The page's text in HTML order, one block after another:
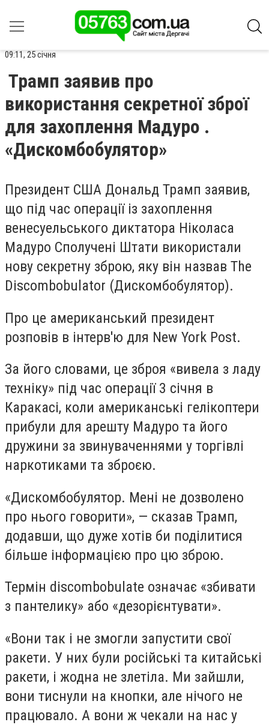
09:11, 25 січня
Трамп заявив про
використання секретної зброї
для захоплення Мадуро .
«Дискомбобулятор»
Президент США Дональд Трамп заявив,
що під час операції із захоплення
венесуельського диктатора Ніколаса
Мадуро Сполучені Штати використали
нову секретну зброю, яку він назвав The
Discombobulator (Дискомбобулятор).
Про це американський президент
розповів в інтерв'ю для New York Post.
За його словами, це зброя «вивела з ладу
техніку» під час операції 3 січня в
Каракасі, коли американські гелікоптери
прибули для арешту Мадуро та його
дружини за звинуваченнями у торгівлі
наркотиками та зброєю.
«Дискомбобулятор. Мені не дозволено
про нього говорити», — сказав Трамп,
додавши, що дуже хотів би поділитися
більше інформацією про цю зброю.
Термін discombobulate означає «збивати
з пантелику» або «дезорієнтувати».
«Вони так і не змогли запустити свої
ракети. У них були російські та китайські
ракети, і жодна не злетіла. Ми зайшли,
вони тиснули на кнопки, але нічого не
працювало. А вони ж чекали на нас у